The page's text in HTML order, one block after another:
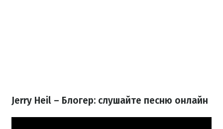
Jerry Heil – Блогер: слушайте песню онлайн